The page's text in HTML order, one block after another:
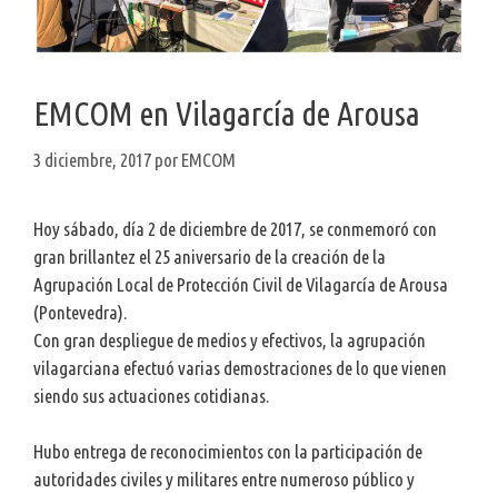
EMCOM en Vilagarcía de Arousa
3 diciembre, 2017 por EMCOM
Hoy sábado, día 2 de diciembre de 2017, se conmemoró con
gran brillantez el 25 aniversario de la creación de la
Agrupación Local de Protección Civil de Vilagarcía de Arousa
(Pontevedra).
Con gran despliegue de medios y efectivos, la agrupación
vilagarciana efectuó varias demostraciones de lo que vienen
siendo sus actuaciones cotidianas.
Hubo entrega de reconocimientos con la participación de
autoridades civiles y militares entre numeroso público y